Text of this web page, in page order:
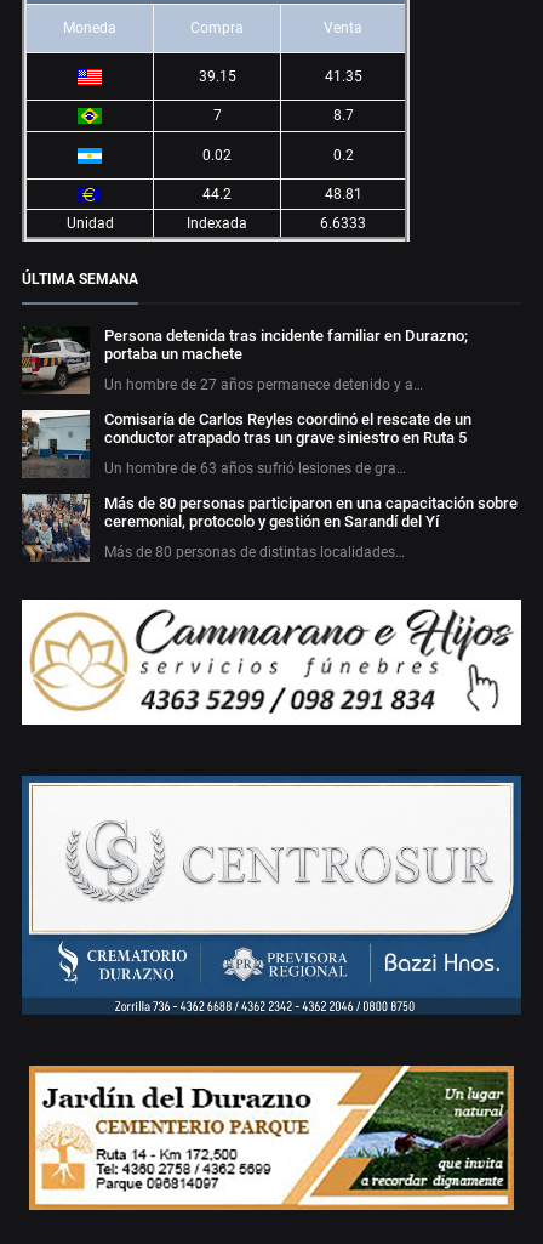
Moneda Compra Venta
39.15 41.35
7 8.7
0.02 0.2
44.2
48.81
Unidad
Indexada 6.6333
ÚLTIMA SEMANA
Persona detenida tras incidente familiar en Durazno;
portaba un machete
Un hombre de 27 años permanece detenido y a…
Comisaría de Carlos Reyles coordinó el rescate de un
conductor atrapado tras un grave siniestro en Ruta 5
Un hombre de 63 años sufrió lesiones de gra…
Más de 80 personas participaron en una capacitación sobre
ceremonial, protocolo y gestión en Sarandí del Yí
Más de 80 personas de distintas localidades…